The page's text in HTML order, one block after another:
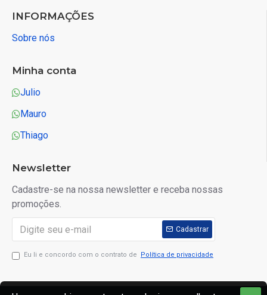
INFORMAÇÕES
Sobre nós
Minha conta
Julio
Mauro
Thiago
Newsletter
Cadastre-se na nossa newsletter e receba nossas
promoções.
Cadastrar
Eu li e concordo com o contrato de Política de privacidade